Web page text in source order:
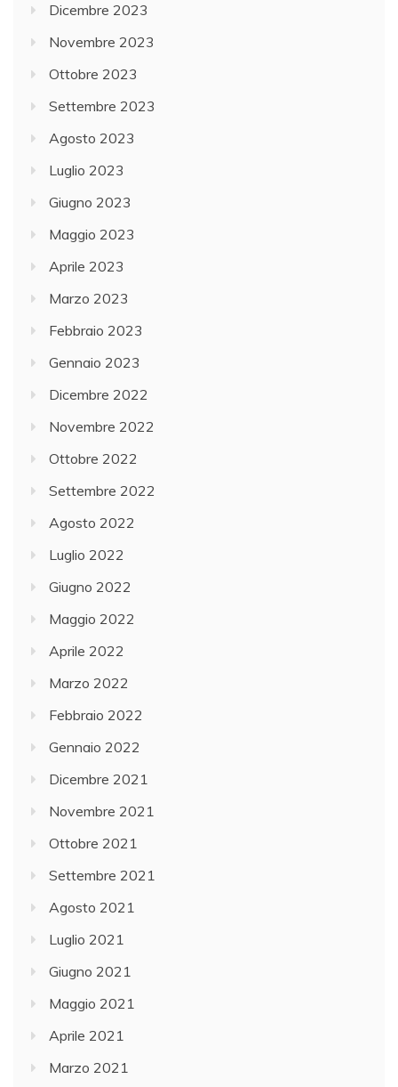
Dicembre 2023
Novembre 2023
Ottobre 2023
Settembre 2023
Agosto 2023
Luglio 2023
Giugno 2023
Maggio 2023
Aprile 2023
Marzo 2023
Febbraio 2023
Gennaio 2023
Dicembre 2022
Novembre 2022
Ottobre 2022
Settembre 2022
Agosto 2022
Luglio 2022
Giugno 2022
Maggio 2022
Aprile 2022
Marzo 2022
Febbraio 2022
Gennaio 2022
Dicembre 2021
Novembre 2021
Ottobre 2021
Settembre 2021
Agosto 2021
Luglio 2021
Giugno 2021
Maggio 2021
Aprile 2021
Marzo 2021